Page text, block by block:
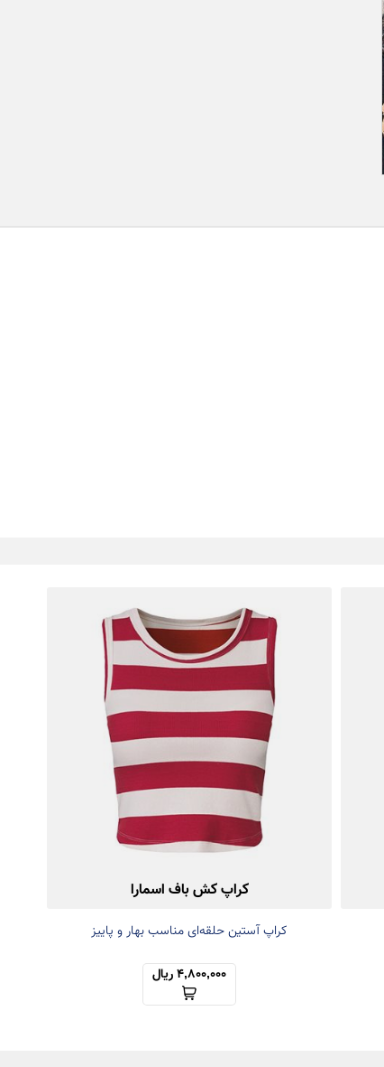
کراپ کش باف اسمارا
کراپ آستین حلقه‌ای مناسب بهار و پاییز
4,800,000 ریال